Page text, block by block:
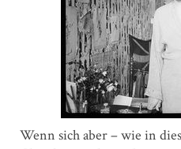
Wenn sich aber – wie in